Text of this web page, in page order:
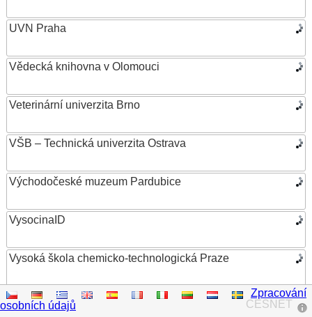
UVN Praha
Vědecká knihovna v Olomouci
Veterinární univerzita Brno
VŠB – Technická univerzita Ostrava
Východočeské muzeum Pardubice
VysocinaID
Vysoká škola chemicko-technologická Praze
Vysoká škola ekonomická v Praze
CESNET
Zpracování
osobních údajů